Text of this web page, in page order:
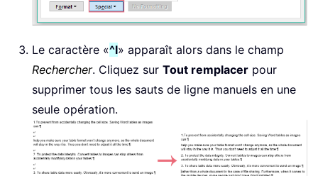
Le caractère «^l» apparaît alors dans le champ
Rechercher. Cliquez sur Tout remplacer pour
supprimer tous les sauts de ligne manuels en une
seule opération.